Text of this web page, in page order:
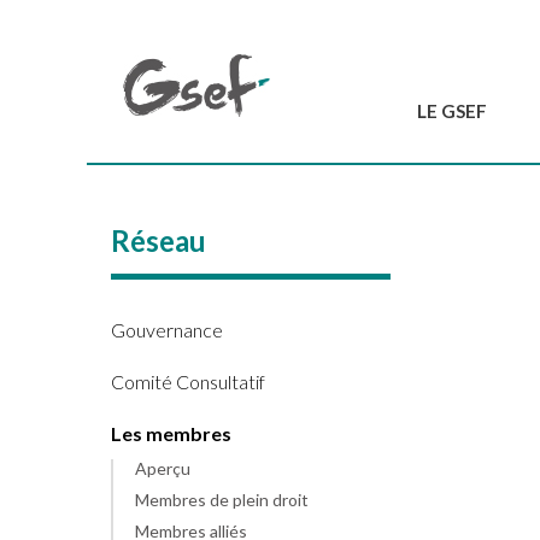
LE GSEF
Réseau
Gouvernance
Comité Consultatif
Les membres
Aperçu
Membres de plein droit
Membres alliés